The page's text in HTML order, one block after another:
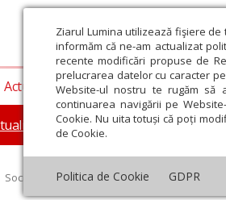
Ziarul Lumina utilizează fişiere
informăm că ne-am actualizat
recente modificări propuse de
prelucrarea datelor cu caracter
Website-ul nostru te rugăm să
continuarea navigării pe
Cookie. Nu uita totuși că poți
de Cookie.
Politica de Cookie GDPR
Actualitate religioasă Teologie
socială Sănătate
Societate › Actualitate socială S-a